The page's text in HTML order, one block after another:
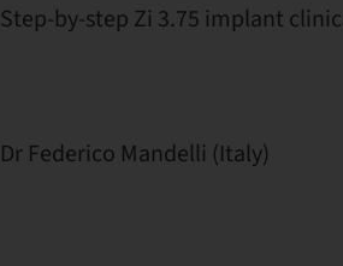
Step-by-step Zi 3.75 implant
Dr Federico Mandelli (Italy)